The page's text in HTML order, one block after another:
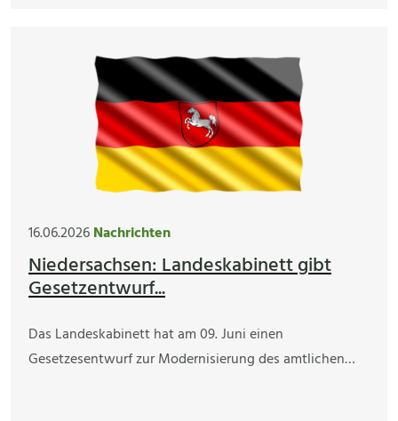
16.06.2026Nachrichten
Niedersachsen: Landeskabinett gibt
Gesetzentwurf...
Das Landeskabinett hat am 09. Juni einen
Gesetzesentwurf zur Modernisierung des amtlichen…